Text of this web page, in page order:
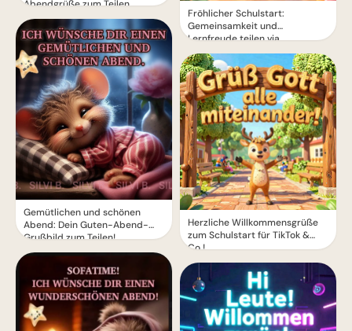
Abendgrüße zum Teilen
Gemütlichen und schönen
Abend: Dein Guten-Abend-
Grußbild zum Teilen!
Fröhlicher Schulstart:
Gemeinsamkeit und
Lernfreude teilen via
WhatsApp!
Herzliche Willkommensgrüße
zum Schulstart für TikTok &
Co.!